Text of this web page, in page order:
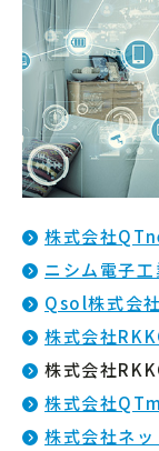
株式会社
ニシム電子
Qsol株式会社
株式会社
株式会社
株式会社
株式会社ネ